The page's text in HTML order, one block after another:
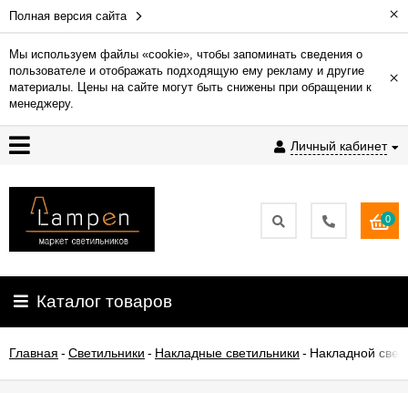
Полная версия сайта ×
Мы используем файлы «cookie», чтобы запоминать сведения о
пользователе и отображать подходящую ему рекламу и другие
материалы. Цены на сайте могут быть снижены при обращении к
менеджеру.
×
Личный кабинет
Гарантия
Доставка
и
Контакты
освещения
О
0
Каталог товаров
Главная - Светильники - Накладные светильники - Накладной